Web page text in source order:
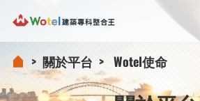
關於平台 Wotel使命